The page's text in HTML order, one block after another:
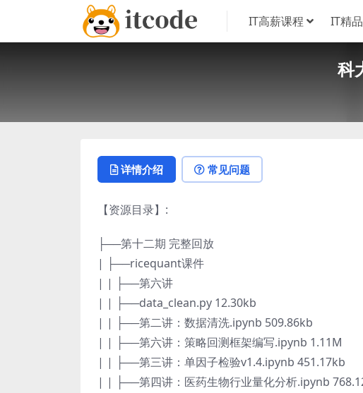
IT高薪课程 IT精
科
详情介绍 常见问题
【资源目录】:
├──第十二期 完整回放
| ├──ricequant课件
| | ├──第六讲
| | ├──data_clean.py 12.30kb
| | ├──第二讲：数据清洗.ipynb 509.86kb
| | ├──第六讲：策略回测框架编写.ipynb 1.11M
| | ├──第三讲：单因子检验v1.4.ipynb 451.17kb
| | ├──第四讲：医药生物行业量化分析.ipynb